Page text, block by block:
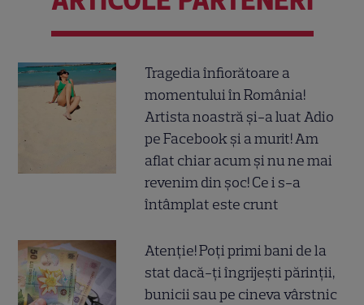
Tragedia înfiorătoare a
momentului în România!
Artista noastră și-a luat Adio
pe Facebook și a murit! Am
aflat chiar acum și nu ne mai
revenim din șoc! Ce i s-a
întâmplat este crunt
Atenție! Poți primi bani de la
stat dacă-ți îngrijești părinții,
bunicii sau pe cineva vârstnic